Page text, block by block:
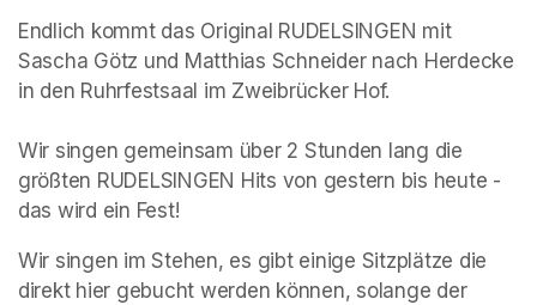
Endlich kommt das Original RUDELSINGEN mit
Sascha Götz und Matthias Schneider nach Herdecke
in den Ruhrfestsaal im Zweibrücker Hof.
Wir singen gemeinsam über 2 Stunden lang die
größten RUDELSINGEN Hits von gestern bis heute -
das wird ein Fest!
Wir singen im Stehen, es gibt einige Sitzplätze die
direkt hier gebucht werden können, solange der